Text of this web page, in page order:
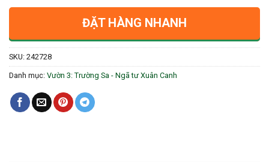
ĐẶT HÀNG NHANH
SKU: 242728
Danh mục: Vườn 3: Trường Sa - Ngã tư Xuân Canh